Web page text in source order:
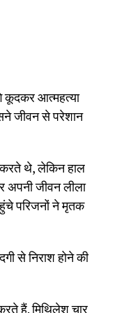
कूदकर आत्महत्या
जीवन से परेशान
करते थे, लेकिन हाल
अपनी जीवन लीला
परिजनों ने मृतक
से निराश होने की
हैं. मिथिलेश चार